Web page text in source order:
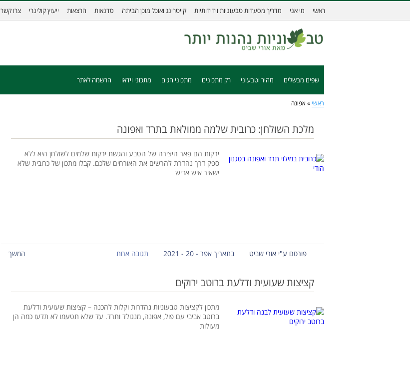
ראשי מי אני מדריך מסעדות טבעוניות וידידותיות קייטרינג ואוכל מוכן הביתה סדנאות הרצאות ייעוץ קולינרי צרו קשר
שפים מבשלים מהיר וטבעוני רק מתכונים מתכוני חגים מתכוני וידאו הרשמה לאתר
ראשי » אפונה
מלכת השולחן: כרובית שלמה ממולאת בתרד ואפונה
ירקות הם פאר היצירה של הטבע והגשת ירקות שלמים לשולחן היא ללא
ספק דרך נהדרת להרשים את האורחים שלכם. קבלו מתכון של כרובית שלא
ישאיר איש אדיש
פורסם ע"י אורי שביט בתאריך אפר - 20 - 2021 תגובה אחת המשך
קציצות שעועית ודלעת ברוטב ירוקים
מתכון לקציצות טבעוניות נהדרות וקלות להכנה – קציצות שעועית ודלעת
ברוטב אביבי עם פול, אפונה, מנגולד ותרד. עד שלא תטעמו לא תדעו כמה הן
מעולות